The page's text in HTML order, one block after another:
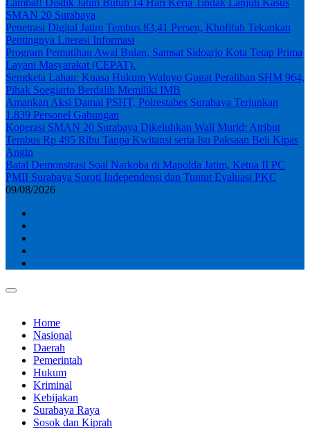
SMAN 20 Surabaya
Penetrasi Digital Jatim Tembus 83,41 Persen, Khofifah Tekankan
Pentingnya Literasi Informasi
Program Pemutihan Awal Bulan, Samsat Sidoarjo Kota Tetap Prima
Layani Masyarakat (CEPAT).
Sengketa Lahan: Kuasa Hukum Waluyo Gugat Peralihan SHM 964,
Pihak Soegiarto Berdalih Memiliki IMB
Amankan Aksi Damai PSHT, Polrestabes Surabaya Terjunkan
1.839 Personel Gabungan
Koperasi SMAN 20 Surabaya Dikeluhkan Wali Murid: Atribut
Tembus Rp 495 Ribu Tanpa Kwitansi serta Isu Paksaan Beli Kipas
Angin
Batal Demonstrasi Soal Narkoba di Mapolda Jatim, Ketua II PC
PMII Surabaya Soroti Independensi dan Tuntut Evaluasi PKC
09/08/2026
Home
Nasional
Daerah
Pemerintah
Hukum
Kriminal
Kebijakan
Surabaya Raya
Sosok dan Kiprah